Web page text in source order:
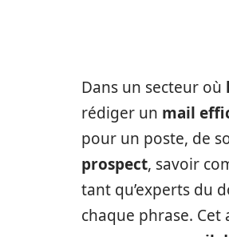
Dans un secteur où
rédiger un mail
pour un poste, de
prospect, savoir
tant qu’experts du
chaque phrase.